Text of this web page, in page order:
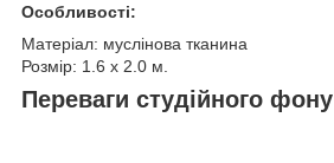
Особливості:
Матеріал: муслінова тканина
Розмір: 1.6 x 2.0 м.
Переваги студійного фону